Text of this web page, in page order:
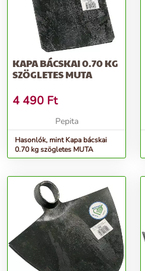
KAPA BÁCSKAI 0.70 KG
SZÖGLETES MUTA
4 490 Ft
Pepita
Hasonlók, mint Kapa bácskai
0.70 kg szögletes MUTA